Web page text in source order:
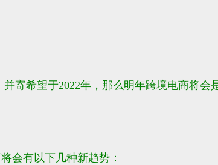
寄希望于2022年，那么明年跨境电商将会
会有以下几种新趋势：